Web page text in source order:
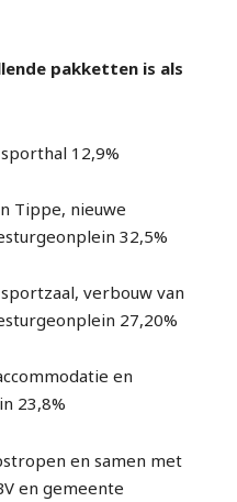
pakketten is als
12,9%
Tippe, nieuwe
32,5%
verbouw van
27,20%
en
23,8%
en samen met
en gemeente